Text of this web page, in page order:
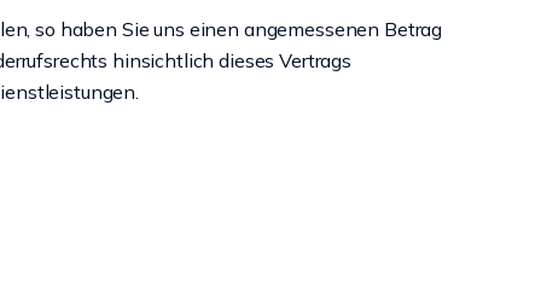
so haben Sie uns einen angemessenen Betrag
hinsichtlich dieses Vertrags